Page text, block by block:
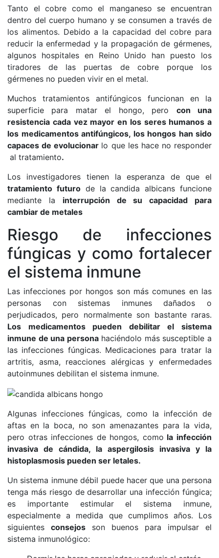
Tanto el cobre como el manganeso se encuentran
dentro del cuerpo humano y se consumen a través de
los alimentos. Debido a la capacidad del cobre para
reducir la enfermedad y la propagación de gérmenes,
algunos hospitales en Reino Unido han puesto los
tiradores de las puertas de cobre porque los
gérmenes no pueden vivir en el metal.
Muchos tratamientos antifúngicos funcionan en la
superficie para matar el hongo, pero con una
resistencia cada vez mayor en los seres humanos a
los medicamentos antifúngicos, los hongos han sido
capaces de evolucionar lo que les hace no responder
al tratamiento.
Los investigadores tienen la esperanza de que el
tratamiento futurode la candida albicans funcione
mediante la interrupción de su capacidad para
cambiar de metales
Riesgo de infecciones
fúngicas y como fortalecer
el sistema inmune
Las infecciones por hongos son más comunes en las
personas con sistemas inmunes dañados o
perjudicados, pero normalmente son bastante raras.
Los medicamentos pueden debilitar el sistema
inmune de una personahaciéndolo más susceptible a
las infecciones fúngicas. Medicaciones para tratar la
artritis, asma, reacciones alérgicas y enfermedades
autoinmunes debilitan el sistema inmune.
Algunas infecciones fúngicas, como la infección de
aftas en la boca, no son amenazantes para la vida,
pero otras infecciones de hongos, como la infección
invasiva de cándida, la aspergilosis invasiva y la
histoplasmosis pueden ser letales.
Un sistema inmune débil puede hacer que una persona
tenga más riesgo de desarrollar una infección fúngica;
es importante estimular el sistema inmune,
especialmente a medida que cumplimos años. Los
siguientes consejos son buenos para impulsar el
sistema inmunológico: